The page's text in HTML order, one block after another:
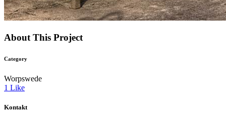
About This Project
Category
Worpswede
1 Like
Kontakt